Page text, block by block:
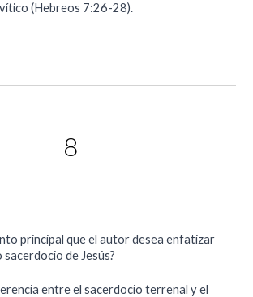
(Hebreos 7:26-28).
8
principal que el autor desea enfatizar
sacerdocio de Jesús?
entre el sacerdocio terrenal y el